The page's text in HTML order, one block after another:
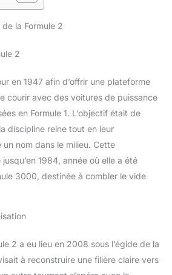
de la Formule 2
2
en 1947 afin d’offrir une plateforme
courir avec des voitures de puissance
en Formule 1. L’objectif était de
discipline reine tout en leur
nom dans le milieu. Cette
1984, année où elle a été
3000, destinée à combler le vide
2 a eu lieu en 2008 sous l’égide de la
à reconstruire une filière claire vers